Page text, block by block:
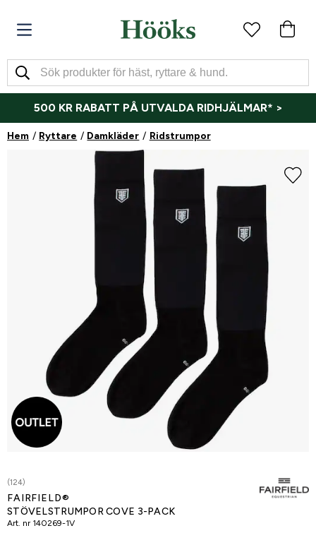
500 KR RABATT PÅ UTVALDA RIDHJÄLMAR* >
Hem Ryttare Damkläder Ridstrumpor
(124)
FAIRFIELD®
STÖVELSTRUMPOR COVE 3-PACK
Art. nr 140269-1V